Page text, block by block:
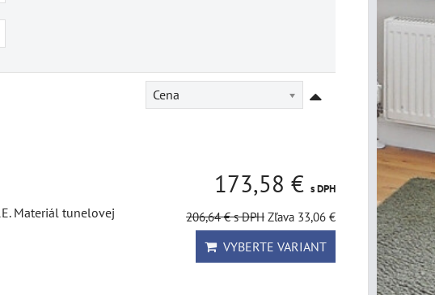
Cena
Materiál tunelovej
173,58 € s DPH
206,64 €s DPH Zľava 33,06 €
VYBERTE VARIANT